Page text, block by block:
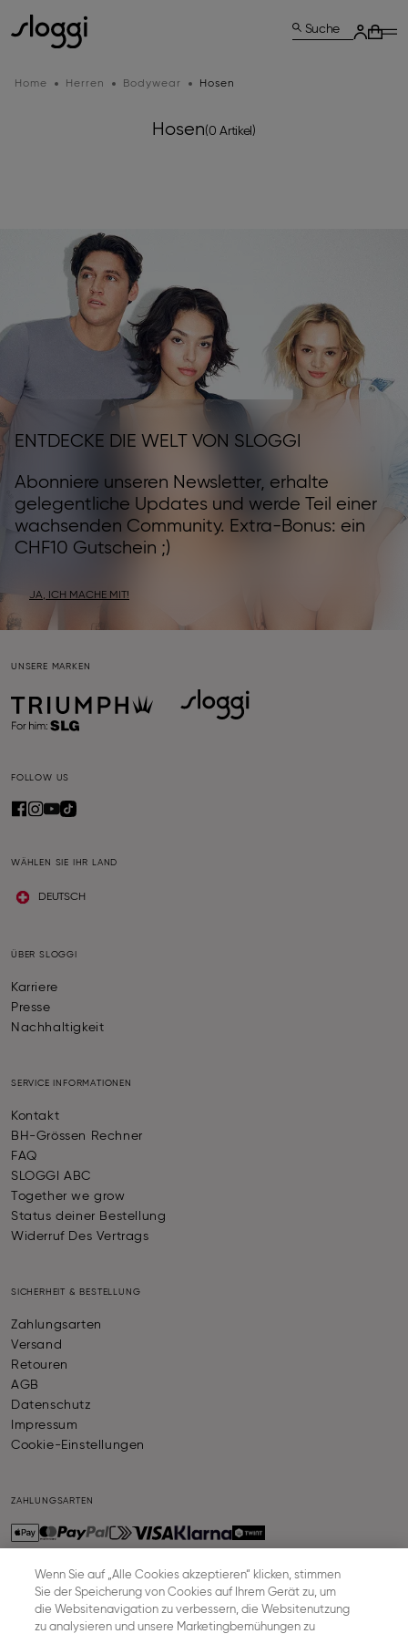
Suche
Home Herren Bodywear Hosen
Hosen(0 Artikel)
ENTDECKE DIE WELT VON SLOGGI
Abonniere unseren Newsletter, erhalte
gelegentliche Updates und werde Teil einer
wachsenden Community. Extra-Bonus: ein
CHF10 Gutschein ;)
JA, ICH MACHE MIT!
UNSERE MARKEN
FOLLOW US
WÄHLEN SIE IHR LAND
DEUTSCH
ÜBER SLOGGI
Karriere
Presse
Nachhaltigkeit
SERVICE INFORMATIONEN
Kontakt
BH-Grössen Rechner
FAQ
SLOGGI ABC
Together we grow
Status deiner Bestellung
Widerruf Des Vertrags
SICHERHEIT & BESTELLUNG
Zahlungsarten
Versand
Retouren
AGB
Datenschutz
Impressum
Cookie-Einstellungen
ZAHLUNGSARTEN
VERSAND
Wenn Sie auf „Alle Cookies akzeptieren“ klicken, stimmen
Sie der Speicherung von Cookies auf Ihrem Gerät zu, um
die Websitenavigation zu verbessern, die Websitenutzung
zu analysieren und unsere Marketingbemühungen zu